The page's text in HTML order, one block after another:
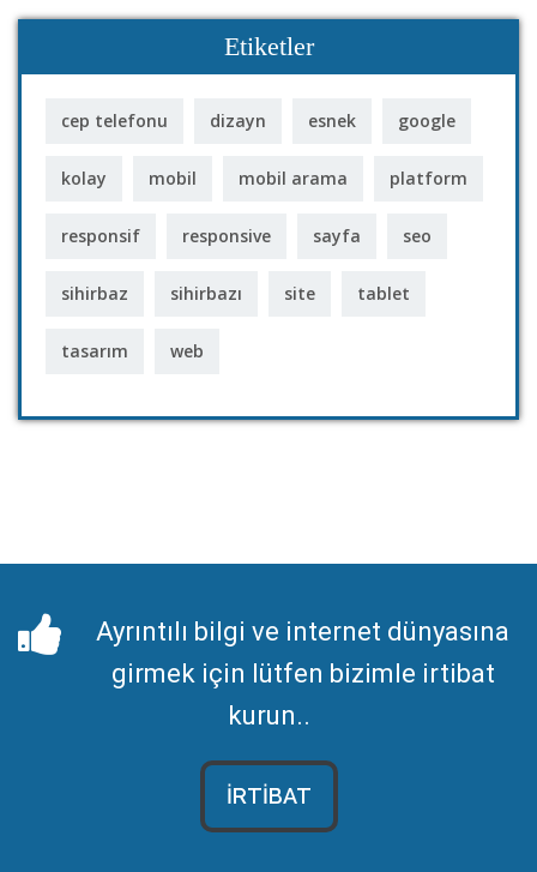
Etiketler
cep telefonu dizayn esnek google
kolay mobil mobil arama platform
responsif responsive sayfa seo
sihirbaz sihirbazı site tablet
tasarım web
Ayrıntılı bilgi ve internet dünyasına
girmek için lütfen bizimle irtibat
kurun..
İRTİBAT